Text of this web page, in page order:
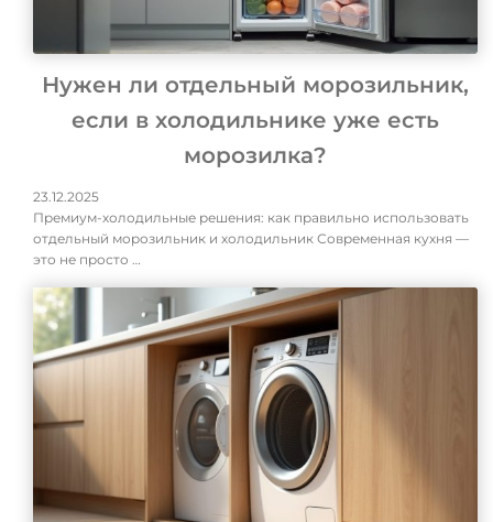
Нужен ли отдельный морозильник,
если в холодильнике уже есть
морозилка?
23.12.2025
Премиум-холодильные решения: как правильно использовать
отдельный морозильник и холодильник Современная кухня —
это не просто …